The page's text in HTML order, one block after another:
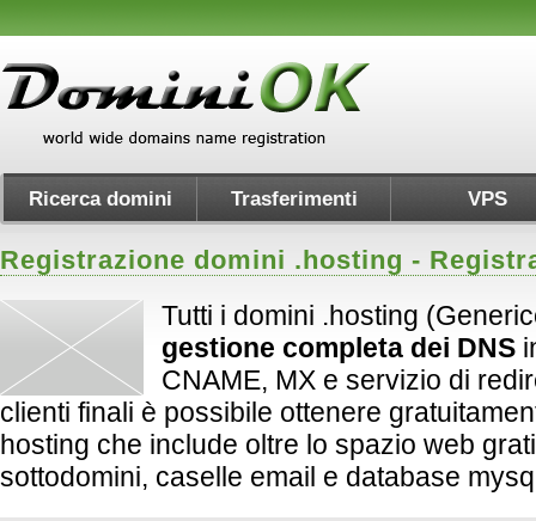
Ricerca domini Trasferimenti VPS
Registrazione domini .hosting -
Tutti i domini .hosting
gestione completa dei DNS
CNAME, MX e servizio di
clienti finali è possibile ottenere
hosting che include oltre lo spazio web
sottodomini, caselle email e database